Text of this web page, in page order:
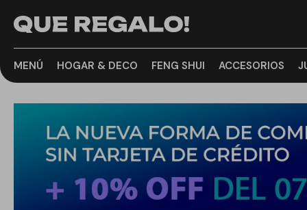
MENÚ HOGAR & DECO FENG SHUI ACCESORIOS